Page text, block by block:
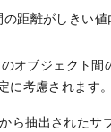
距離がしきい値
オブジェクト間
考慮されます。
抽出されたサ